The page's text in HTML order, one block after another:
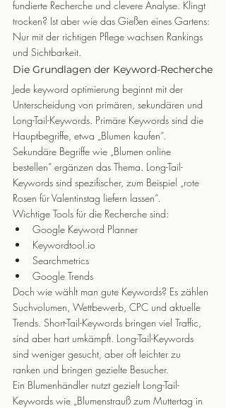
fundierte Recherche und clevere Analyse. Klingt
trocken? Ist aber wie das Gießen eines Gartens:
Nur mit der richtigen Pflege wachsen Rankings
und Sichtbarkeit.
Die Grundlagen der Keyword-Recherche
Jede keyword optimierung beginnt mit der
Unterscheidung von primären, sekundären und
Long-Tail-Keywords. Primäre Keywords sind die
Hauptbegriffe, etwa „Blumen kaufen“.
Sekundäre Begriffe wie „Blumen online
bestellen“ ergänzen das Thema. Long-Tail-
Keywords sind spezifischer, zum Beispiel „rote
Rosen für Valentinstag liefern lassen“.
Wichtige Tools für die Recherche sind:
Google Keyword Planner
Keywordtool.io
Searchmetrics
Google Trends
Doch wie wählt man gute Keywords? Es zählen
Suchvolumen, Wettbewerb, CPC und aktuelle
Trends. Short-Tail-Keywords bringen viel Traffic,
sind aber hart umkämpft. Long-Tail-Keywords
sind weniger gesucht, aber oft leichter zu
ranken und bringen gezielte Besucher.
Ein Blumenhändler nutzt gezielt Long-Tail-
Keywords wie „Blumenstrauß zum Muttertag in